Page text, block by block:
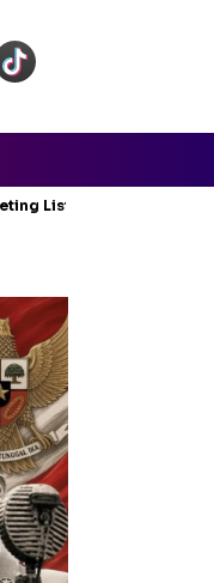
Listrik Mendominasi